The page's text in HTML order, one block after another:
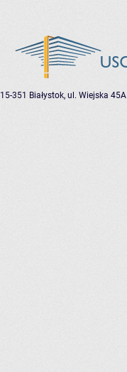
15-351 Białystok, ul. Wiejska 45A